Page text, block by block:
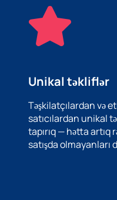
festivalı olacaq,
idmançılar öz
adı uğrunda mübarizə
Biz sizə ISSF Atıcılıq
ala bilərsiniz, burada
seçə bilərsiniz. Veb
alınmasının
veririk.
Maraqlı yarışların
idmançılarınızı
Atıcılıq üzrə Dünya
Unikal təkliflər
Təşkilatçılardan və
satıcılardan unikal
tapırıq — hətta artıq
satışda olmayanları